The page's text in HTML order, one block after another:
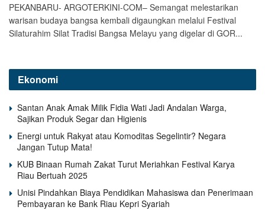
PEKANBARU- ARGOTERKINI-COM– Semangat melestarikan
warisan budaya bangsa kembali digaungkan melalui Festival
Silaturahim Silat Tradisi Bangsa Melayu yang digelar di GOR...
Ekonomi
Santan Anak Amak Milik Fidia Wati Jadi Andalan Warga,
Sajikan Produk Segar dan Higienis
Energi untuk Rakyat atau Komoditas Segelintir? Negara
Jangan Tutup Mata!
KUB Binaan Rumah Zakat Turut Meriahkan Festival Karya
Riau Bertuah 2025
Unisi Pindahkan Biaya Pendidikan Mahasiswa dan Penerimaan
Pembayaran ke Bank Riau Kepri Syariah